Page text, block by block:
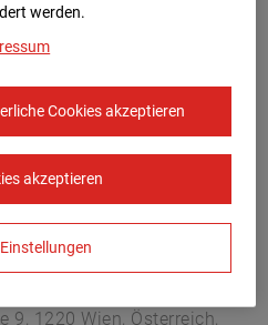
9, 1220 Wien, Österreich,
werden.
Cookies akzeptieren
akzeptieren